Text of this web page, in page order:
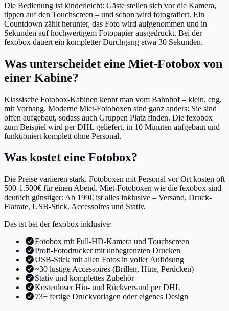
Die Bedienung ist kinderleicht: Gäste stellen sich vor die Kamera,
tippen auf den Touchscreen – und schon wird fotografiert. Ein
Countdown zählt herunter, das Foto wird aufgenommen und in
Sekunden auf hochwertigem Fotopapier ausgedruckt. Bei der
fexobox dauert ein kompletter Durchgang etwa 30 Sekunden.
Was unterscheidet eine Miet-Fotobox von
einer Kabine?
Klassische Fotobox-Kabinen kennt man vom Bahnhof – klein, eng,
mit Vorhang. Moderne Miet-Fotoboxen sind ganz anders: Sie sind
offen aufgebaut, sodass auch Gruppen Platz finden. Die fexobox
zum Beispiel wird per DHL geliefert, in 10 Minuten aufgebaut und
funktioniert komplett ohne Personal.
Was kostet eine Fotobox?
Die Preise variieren stark. Fotoboxen mit Personal vor Ort kosten oft
500-1.500€ für einen Abend. Miet-Fotoboxen wie die fexobox sind
deutlich günstiger: Ab 199€ ist alles inklusive – Versand, Druck-
Flatrate, USB-Stick, Accessoires und Stativ.
Das ist bei der fexobox inklusive:
Fotobox mit Full-HD-Kamera und Touchscreen
Profi-Fotodrucker mit unbegrenzten Drucken
USB-Stick mit allen Fotos in voller Auflösung
~30 lustige Accessoires (Brillen, Hüte, Perücken)
Stativ und komplettes Zubehör
Kostenloser Hin- und Rückversand per DHL
73+ fertige Druckvorlagen oder eigenes Design